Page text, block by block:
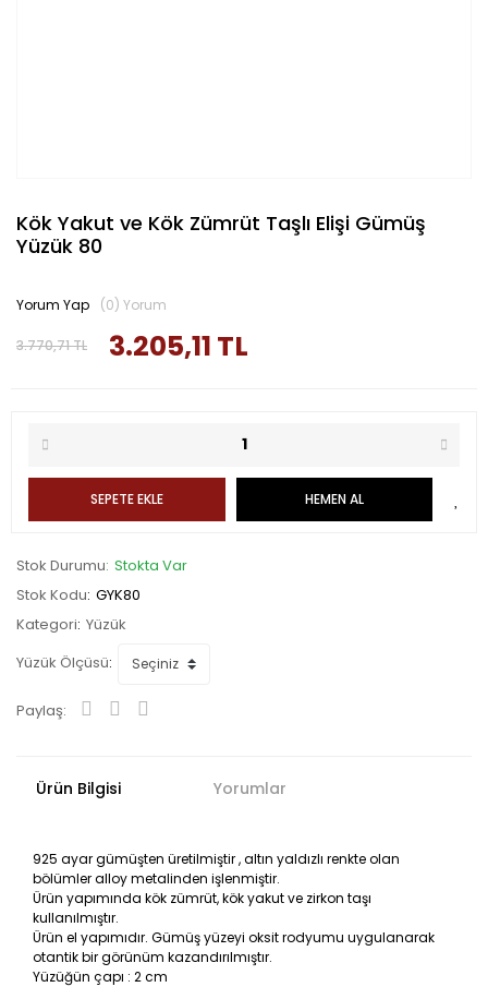
Kök Yakut ve Kök Zümrüt Taşlı Elişi Gümüş
Yüzük 80
3.770,71 TL 3.205,11 TL
Yorum Yap (0) Yorum
SEPETE EKLE HEMEN AL
Stok Durumu Stokta Var
Stok Kodu GYK80
Kategori Yüzük
Yüzük Ölçüsü
Paylaş:
Ürün Bilgisi Yorumlar
925 ayar gümüşten üretilmiştir , altın yaldızlı renkte olan
bölümler alloy metalinden işlenmiştir.
Ürün yapımında kök zümrüt, kök yakut ve zirkon taşı
kullanılmıştır.
Ürün el yapımıdır. Gümüş yüzeyi oksit rodyumu uygulanarak
otantik bir görünüm kazandırılmıştır.
Yüzüğün çapı : 2 cm